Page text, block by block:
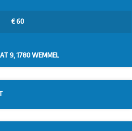
€ 60
9, 1780 WEMMEL